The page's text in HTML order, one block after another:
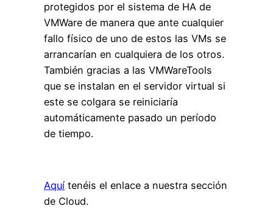
protegidos por el sistema de HA de
VMWare de manera que ante cualquier
fallo físico de uno de estos las VMs se
arrancarían en cualquiera de los otros.
También gracias a las VMWareTools
que se instalan en el servidor virtual si
este se colgara se reiniciaría
automáticamente pasado un período
de tiempo.
Aquí tenéis el enlace a nuestra sección
de Cloud.